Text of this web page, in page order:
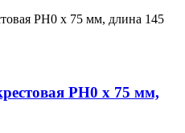
РН0 x 75 мм,